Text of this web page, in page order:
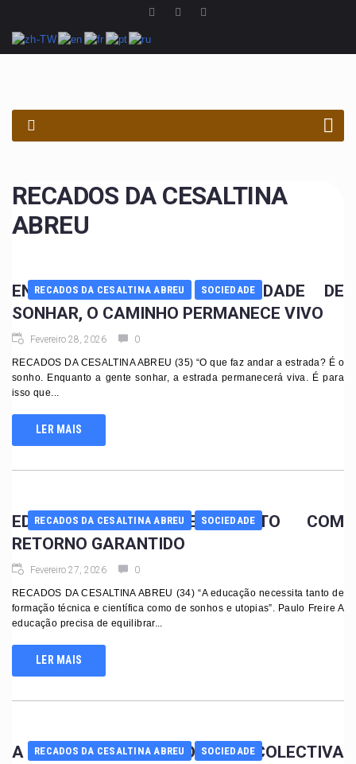
RECADOS DA CESALTINA
ABREU
RECADOS DA CESALTINA ABREU SOCIEDADE
ENQUANTO HOUVER CAPACIDADE DE
SONHAR, O CAMINHO PERMANECE VIVO
Fevereiro 28, 2026 0
RECADOS DA CESALTINA ABREU (35) “O que faz andar a estrada? É o
sonho. Enquanto a gente sonhar, a estrada permanecerá viva. É para
isso que...
LER MAIS
RECADOS DA CESALTINA ABREU SOCIEDADE
EDUCAÇÃO É INVESTIMENTO COM
RETORNO GARANTIDO
Fevereiro 27, 2026 0
RECADOS DA CESALTINA ABREU (34) “A educação necessita tanto de
formação técnica e científica como de sonhos e utopias”. Paulo Freire A
educação precisa de equilibrar...
LER MAIS
RECADOS DA CESALTINA ABREU SOCIEDADE
A PAZ DEPENDE DA VONTADE COLECTIVA
PROCURAR